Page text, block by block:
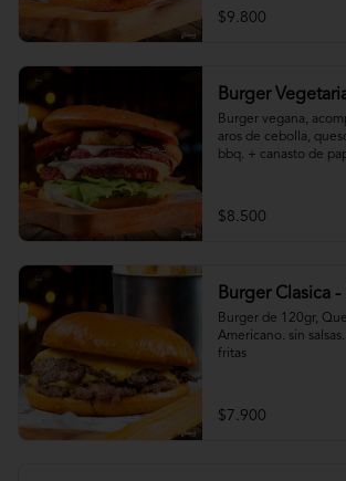
$9.800
Burger
Burger vegana,
aros de cebolla,
bbq. + canasto de
$8.500
Burger Clasica -
Burger de 120gr,
Americano. sin
fritas
$7.900